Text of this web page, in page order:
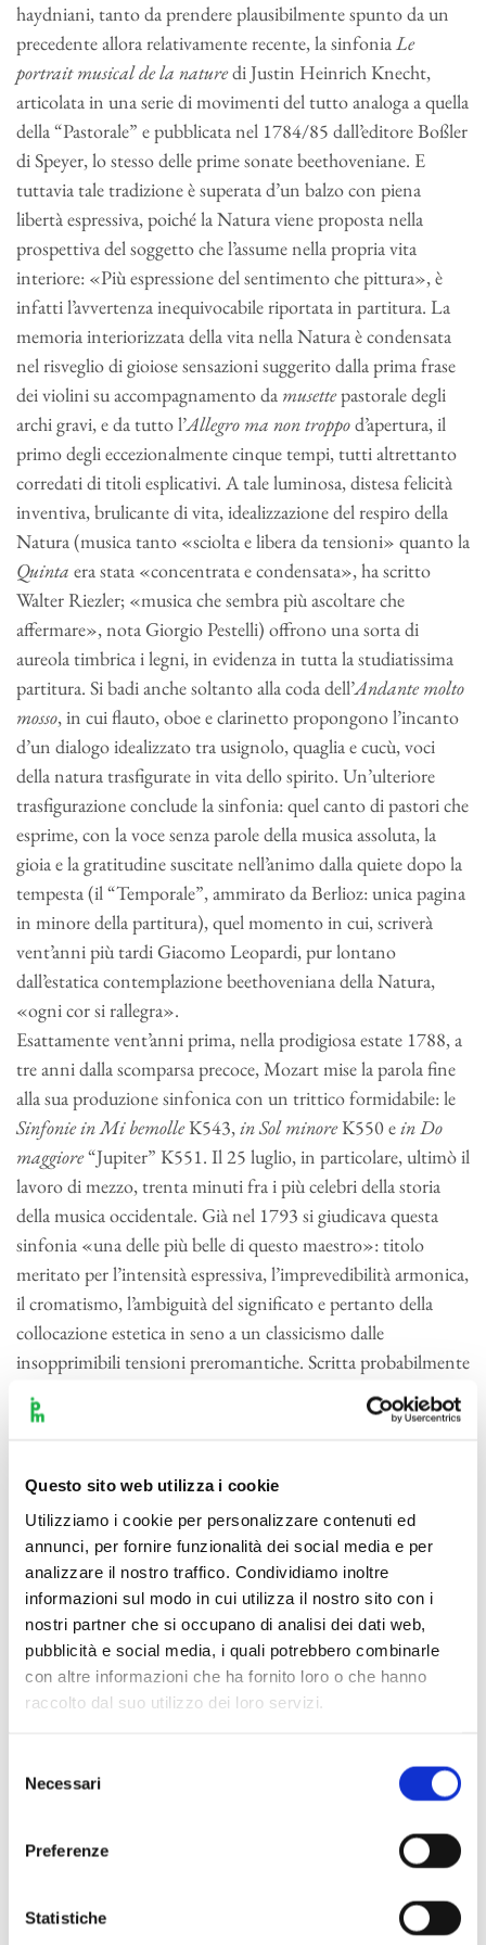
Questo sito web utilizza i cookie
Utilizziamo i cookie per personalizzare contenuti ed
annunci, per fornire funzionalità dei social media e per
analizzare il nostro traffico. Condividiamo inoltre
informazioni sul modo in cui utilizza il nostro sito con i
nostri partner che si occupano di analisi dei dati web,
pubblicità e social media, i quali potrebbero combinarle
con altre informazioni che ha fornito loro o che hanno
raccolto dal suo utilizzo dei loro servizi.
delNecessari
Preferenze
Statistiche
haydniani, tanto da prendere plausibilmente spunto da un
precedente allora relativamente recente, la sinfoniaLe
portrait musical de la naturedi Justin Heinrich Knecht,
articolata in una serie di movimenti del tutto analoga a quella
della “Pastorale” e pubblicata nel 1784/85 dall’editore Boßler
di Speyer, lo stesso delle prime sonate beethoveniane. E
tuttavia tale tradizione è superata d’un balzo con piena
libertà espressiva, poiché la Natura viene proposta nella
prospettiva del soggetto che l’assume nella propria vita
interiore: «Più espressione del sentimento che pittura», è
infatti l’avvertenza inequivocabile riportata in partitura. La
memoria interiorizzata della vita nella Natura è condensata
nel risveglio di gioiose sensazioni suggerito dalla prima frase
dei violini su accompagnamento da musettepastorale degli
archi gravi, e da tutto l’Allegro ma non troppod’apertura, il
primo degli eccezionalmente cinque tempi, tutti altrettanto
corredati di titoli esplicativi. A tale luminosa, distesa felicità
inventiva, brulicante di vita, idealizzazione del respiro della
Natura (musica tanto «sciolta e libera da tensioni» quanto la
Quinta era stata «concentrata e condensata», ha scritto
Walter Riezler; «musica che sembra più ascoltare che
affermare», nota Giorgio Pestelli) offrono una sorta di
aureola timbrica i legni, in evidenza in tutta la studiatissima
partitura. Si badi anche soltanto alla coda dell’Andante molto
mosso, in cui flauto, oboe e clarinetto propongono l’incanto
d’un dialogo idealizzato tra usignolo, quaglia e cucù, voci
della natura trasfigurate in vita dello spirito. Un’ulteriore
trasfigurazione conclude la sinfonia: quel canto di pastori che
esprime, con la voce senza parole della musica assoluta, la
gioia e la gratitudine suscitate nell’animo dalla quiete dopo la
tempesta (il “Temporale”, ammirato da Berlioz: unica pagina
in minore della partitura), quel momento in cui, scriverà
vent’anni più tardi Giacomo Leopardi, pur lontano
dall’estatica contemplazione beethoveniana della Natura,
«ogni cor si rallegra».
Esattamente vent’anni prima, nella prodigiosa estate 1788, a
tre anni dalla scomparsa precoce, Mozart mise la parola fine
alla sua produzione sinfonica con un trittico formidabile: le
Sinfonie in Mi bemolleK543,in Sol minoreK550 ein Do
maggiore“Jupiter” K551. Il 25 luglio, in particolare, ultimò il
lavoro di mezzo, trenta minuti fra i più celebri della storia
della musica occidentale. Già nel 1793 si giudicava questa
sinfonia «una delle più belle di questo maestro»: titolo
meritato per l’intensità espressiva, l’imprevedibilità armonica,
il cromatismo, l’ambiguità del significato e pertanto della
collocazione estetica in seno a un classicismo dalle
insopprimibili tensioni preromantiche. Scritta probabilmente
in vista della stagione concertistica dell’inverno seguente,
quando peraltro non la si ascoltò, la sinfonia è prodotto di
culturali che fruttò i capolavori della maturità mozartiana.
Domina la partitura la cifra del tragico, una malinconia nera
che impregna l’invenzione tematica sin dalla sua definizione,
in patente contrasto con le sinfonie sorelle. Nella distratta
abitudine all’ascolto della nostra società, il tema inaugurale
della sinfonia è svilito ajingleda cellulare, con l’inevitabile
conseguenza di annichilire la vibrante tensione tragica che
abita quel motivo fascinoso: un inciso ossessivo preparato
dall’irrituale attacco in piano delle viole divise e incardinato
un’instabilità irrisolta, l’impossibilità di fermare il piede su un
punto d’appoggio sicuro, un dinamismo affannoso, sospinto
dall’urgenza d’un determinismo ineluttabile. Al primo
movimento segue la grazia delicata del raccolto
Andante
dello stile severo. Il breve ma fondamentale
Minuetto